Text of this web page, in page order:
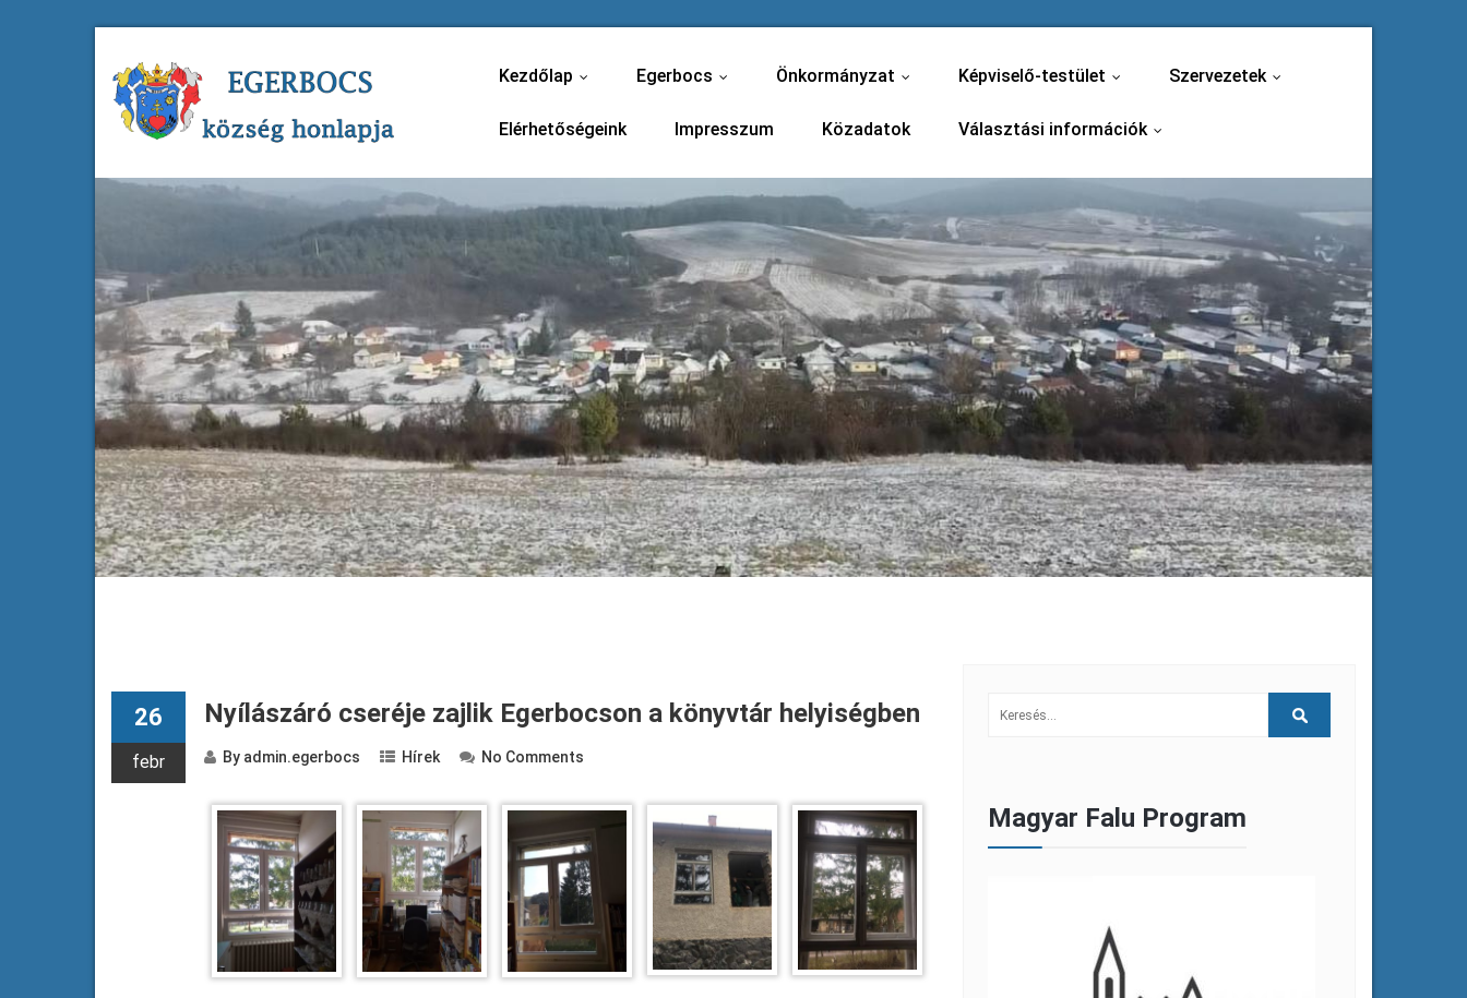
Kezdőlap Egerbocs Önkormányzat Képviselő-testület Szervezetek
Elérhetőségeink Impresszum Közadatok Választási információk
26
febr
Nyílászáró cseréje zajlik Egerbocson a könyvtár helyiségben
By admin.egerbocs Hírek No Comments
Magyar Falu Program